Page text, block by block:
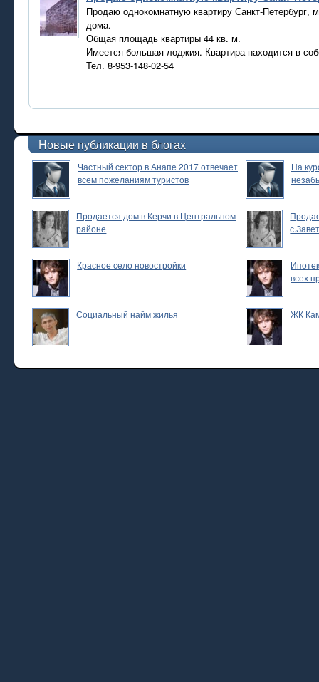
Продаю однокомнатную квартиру Санкт-Петербург,
дома.
Общая площадь квартиры 44 кв. м.
Имеется большая лоджия. Квартира находится в
Тел. 8-953-148-02-54
Новые публикации в блогах
Частный сектор в Анапе 2017 отвечает
всем пожеланиям туристов
На
Продается дом в Керчи в Центральном
районе
Красное село новостройки
всех
Социальный найм жилья ЖК